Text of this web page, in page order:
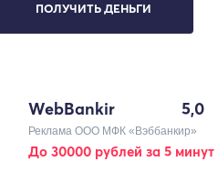
ПОЛУЧИТЬ ДЕНЬГИ
WebBankir 5,0
Реклама ООО МФК «Вэббанкир»
До 30000 рублей за 5 минут